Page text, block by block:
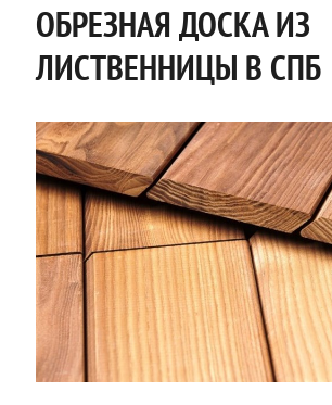
ОБРЕЗНАЯ ДОСКА ИЗ
ЛИСТВЕННИЦЫ В СПБ